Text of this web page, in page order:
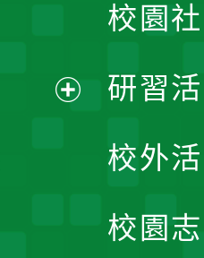
校園
研習
校外
校園